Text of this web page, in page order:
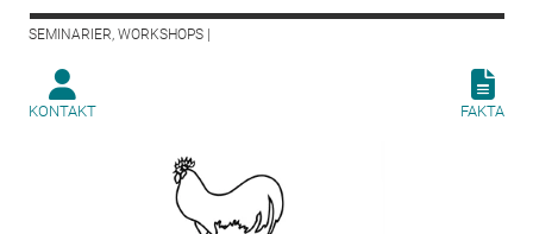
SEMINARIER, WORKSHOPS |
KONTAKT FAKTA